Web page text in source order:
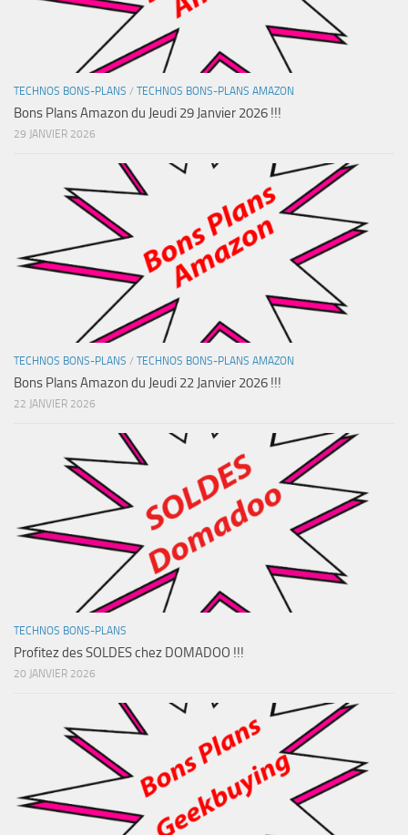
TECHNOS BONS-PLANS / TECHNOS BONS-PLANS AMAZON
Bons Plans Amazon du Jeudi 29 Janvier 2026 !!!
29 JANVIER 2026
TECHNOS BONS-PLANS / TECHNOS BONS-PLANS AMAZON
Bons Plans Amazon du Jeudi 22 Janvier 2026 !!!
22 JANVIER 2026
TECHNOS BONS-PLANS
Profitez des SOLDES chez DOMADOO !!!
20 JANVIER 2026